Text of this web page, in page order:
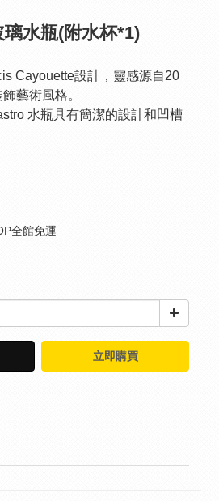
水瓶(附水杯*1)
Cayouette設計，靈感源自20
藝術風格。
水瓶具有簡潔的設計和凹槽
全館免運
立即購買